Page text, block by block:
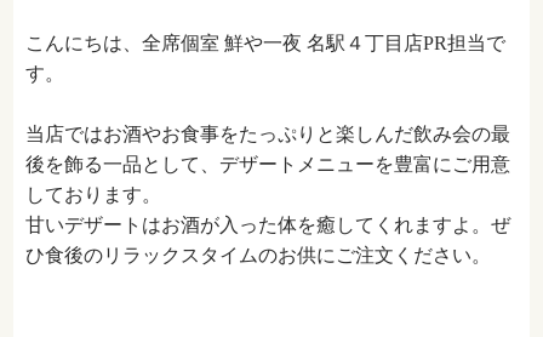
こんにちは、全席個室 鮮や一夜 名駅４丁目店PR担当で
す。
当店ではお酒やお食事をたっぷりと楽しんだ飲み会の最
後を飾る一品として、デザートメニューを豊富にご用意
しております。
甘いデザートはお酒が入った体を癒してくれますよ。ぜ
ひ食後のリラックスタイムのお供にご注文ください。